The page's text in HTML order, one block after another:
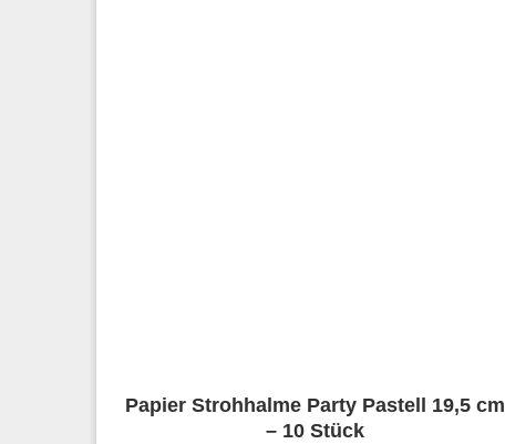
Papier Strohhalme Party Pastell 19,5 cm
– 10 Stück